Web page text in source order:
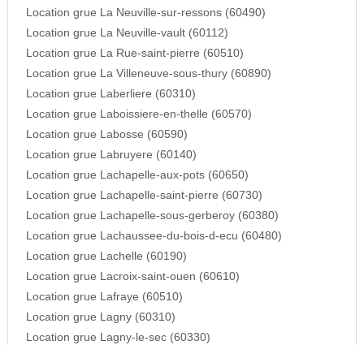
Location grue La Neuville-sur-ressons (60490)
Location grue La Neuville-vault (60112)
Location grue La Rue-saint-pierre (60510)
Location grue La Villeneuve-sous-thury (60890)
Location grue Laberliere (60310)
Location grue Laboissiere-en-thelle (60570)
Location grue Labosse (60590)
Location grue Labruyere (60140)
Location grue Lachapelle-aux-pots (60650)
Location grue Lachapelle-saint-pierre (60730)
Location grue Lachapelle-sous-gerberoy (60380)
Location grue Lachaussee-du-bois-d-ecu (60480)
Location grue Lachelle (60190)
Location grue Lacroix-saint-ouen (60610)
Location grue Lafraye (60510)
Location grue Lagny (60310)
Location grue Lagny-le-sec (60330)